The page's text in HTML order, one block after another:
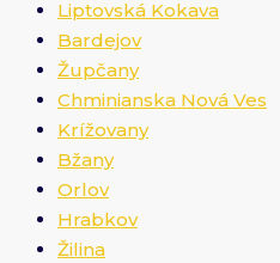
Liptovská Kokava
Bardejov
Župčany
Chminianska Nová Ves
Krížovany
Bžany
Orlov
Hrabkov
Žilina